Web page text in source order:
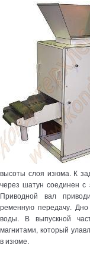
высоты слоя изюма. К
через шатун соединен с
Приводной вал
ременную передачу.
воды. В выпускной
магнитами, который
в изюме.